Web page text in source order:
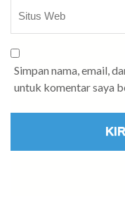
Simpan nama, email,
untuk komentar saya